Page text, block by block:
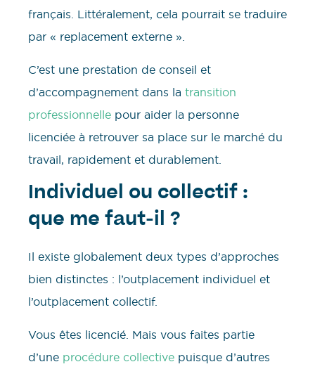
français. Littéralement, cela pourrait se traduire
par « replacement externe ».
C’est une prestation de conseil et
d’accompagnement dans la transition
professionnelle pour aider la personne
licenciée à retrouver sa place sur le marché du
travail, rapidement et durablement.
Individuel ou collectif :
que me faut-il ?
Il existe globalement deux types d’approches
bien distinctes : l’outplacement individuel et
l’outplacement collectif.
Vous êtes licencié. Mais vous faites partie
d’une procédure collective puisque d’autres